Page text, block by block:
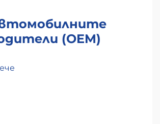
(OEM)
на проводници